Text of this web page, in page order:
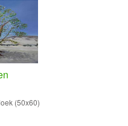
(50x60)